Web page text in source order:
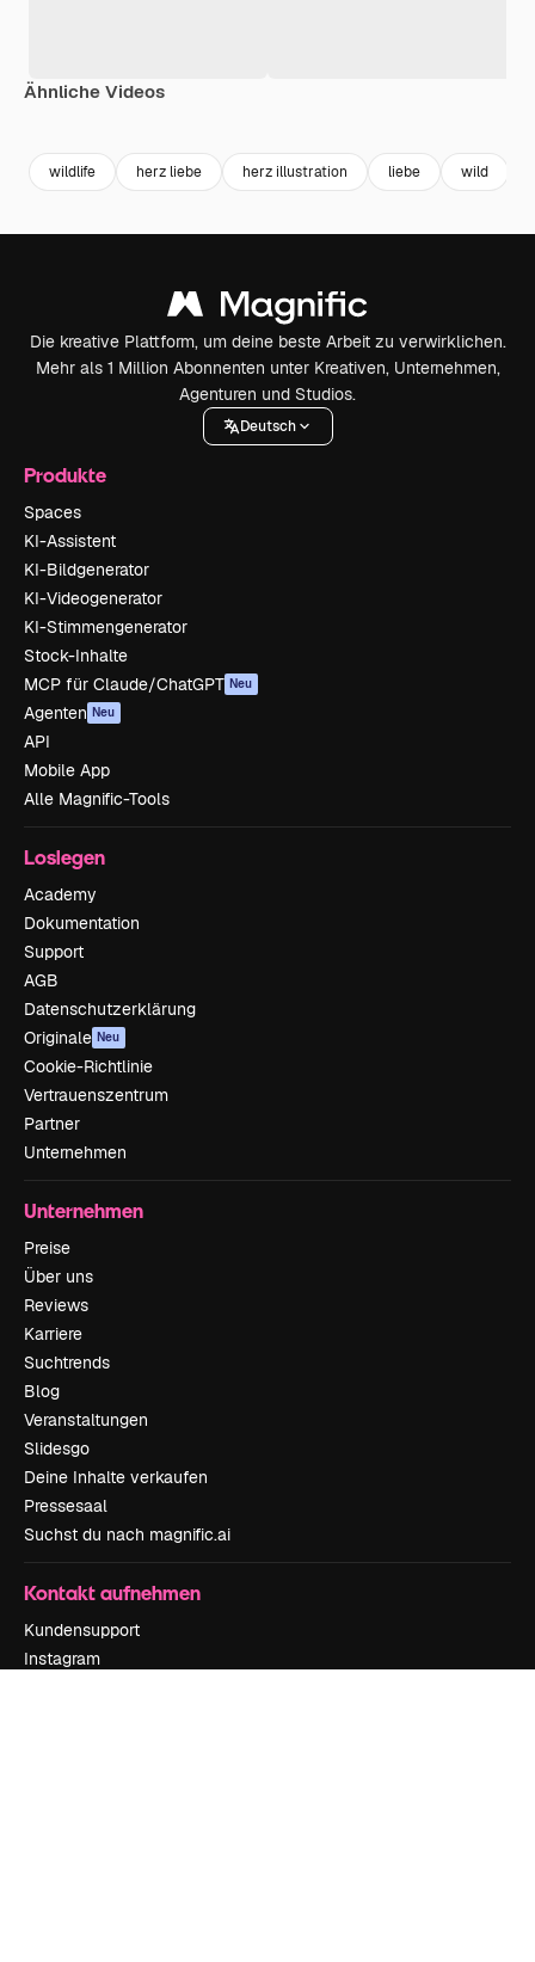
Ähnliche Videos
wildlife herz liebe herz illustration liebe wild
Die kreative Plattform, um deine beste Arbeit zu verwirklichen.
Mehr als 1 Million Abonnenten unter Kreativen, Unternehmen,
Agenturen und Studios.
Deutsch
Produkte
Spaces
KI-Assistent
KI-Bildgenerator
KI-Videogenerator
KI-Stimmengenerator
Stock-Inhalte
MCP für Claude/ChatGPT Neu
Agenten Neu
API
Mobile App
Alle Magnific-Tools
Loslegen
Academy
Dokumentation
Support
AGB
Datenschutzerklärung
Originale Neu
Cookie-Richtlinie
Vertrauenszentrum
Partner
Unternehmen
Unternehmen
Preise
Über uns
Reviews
Karriere
Suchtrends
Blog
Veranstaltungen
Slidesgo
Deine Inhalte verkaufen
Pressesaal
Suchst du nach magnific.ai
Kontakt aufnehmen
Kundensupport
Instagram